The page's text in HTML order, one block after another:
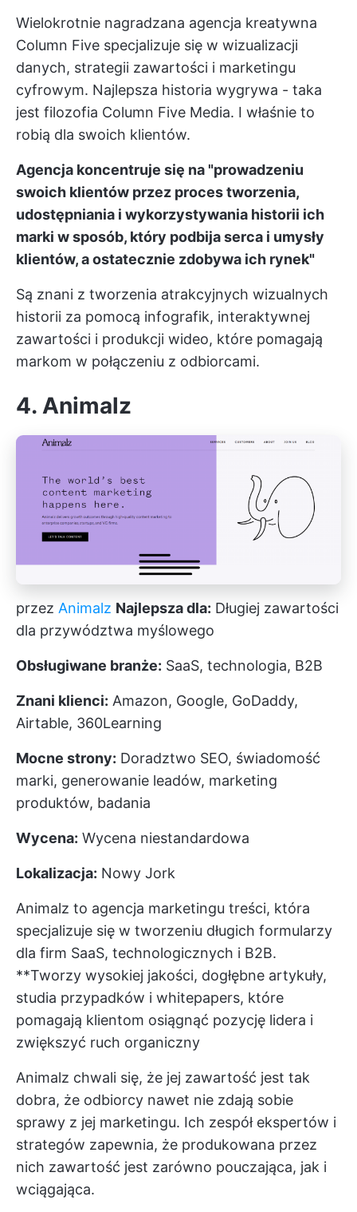
Wielokrotnie nagradzana agencja kreatywna
Column Five specjalizuje się w wizualizacji
danych, strategii zawartości i marketingu
cyfrowym. Najlepsza historia wygrywa - taka
jest filozofia Column Five Media. I właśnie to
robią dla swoich klientów.
Agencja koncentruje się na "prowadzeniu
swoich klientów przez proces tworzenia,
udostępniania i wykorzystywania historii ich
marki w sposób, który podbija serca i umysły
klientów, a ostatecznie zdobywa ich rynek"
Są znani z tworzenia atrakcyjnych wizualnych
historii za pomocą infografik, interaktywnej
zawartości i produkcji wideo, które pomagają
markom w połączeniu z odbiorcami.
4. Animalz
przez Animalz Najlepsza dla: Długiej zawartości
dla przywództwa myślowego
Obsługiwane branże: SaaS, technologia, B2B
Znani klienci: Amazon, Google, GoDaddy,
Airtable, 360Learning
Mocne strony: Doradztwo SEO, świadomość
marki, generowanie leadów, marketing
produktów, badania
Wycena: Wycena niestandardowa
Lokalizacja: Nowy Jork
Animalz to agencja marketingu treści, która
specjalizuje się w tworzeniu długich formularzy
dla firm SaaS, technologicznych i B2B.
**Tworzy wysokiej jakości, dogłębne artykuły,
studia przypadków i whitepapers, które
pomagają klientom osiągnąć pozycję lidera i
zwiększyć ruch organiczny
Animalz chwali się, że jej zawartość jest tak
dobra, że odbiorcy nawet nie zdają sobie
sprawy z jej marketingu. Ich zespół ekspertów i
strategów zapewnia, że produkowana przez
nich zawartość jest zarówno pouczająca, jak i
wciągająca.